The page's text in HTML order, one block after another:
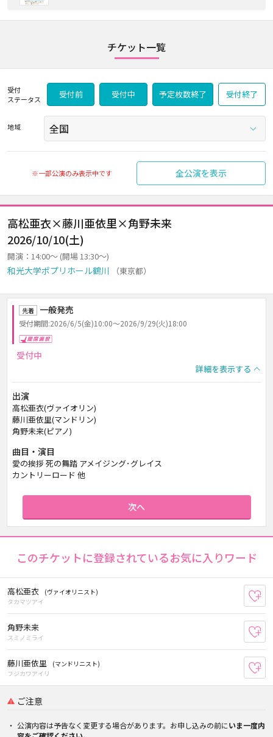
チケット一覧
受付
ステータス
受付前 受付中 予定枚数終了 受付終了
地域
※一部公演のみ表示中です 全公演を表示
高松亜衣×藤川亜依里×角野未来
2026/10/10(土)
開演：14:00～ (開場 13:30～)
和光大学ポプリホール鶴川 （東京都）
先着 一般発売
受付期間:2026/6/5(金)10:00～2026/9/29(火)18:00
受付中
詳細を表示する
出演
高松亜衣(ヴァイオリン)
藤川亜依里(マンドリン)
角野未来(ピアノ)
曲目・演目
愛の挨拶 死の舞踏 アメイジング･グレイス
カントリーロード 他
次へ
このチケットに登録されているお気に入りワード
高松亜衣
(ヴァイオリニスト)
タカマツアイ
角野未来
スミノミライ
藤川亜依里
(マンドリニスト)
フジカワアイリ
ご注意
公演内容は予告なく変更する場合があります。お申し込みの前にいま一度内